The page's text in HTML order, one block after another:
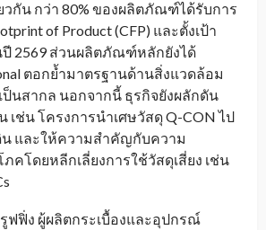
วกัน กว่า 80% ของผลิตภัณฑ์ได้รับการ
of Product (CFP) และตั้งเป้า
ปี 2569 ส่วนผลิตภัณฑ์หลักยังได้
ตอกย้ำมาตรฐานด้านสิ่งแวดล้อม
ป็นสากล นอกจากนี้ ธุรกิจยังผลักดัน
เช่น โครงการนำเศษวัสดุ Q-CON ไป
และให้ความสำคัญกับความ
คโดยหลีกเลี่ยงการใช้วัสดุเสี่ยง เช่น
ฟฟิ่ง ผู้ผลิตกระเบื้องและอุปกรณ์